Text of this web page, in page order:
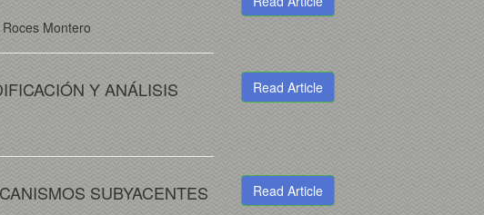
Montero
Y ANÁLISIS Read Article
SUBYACENTES Read Article